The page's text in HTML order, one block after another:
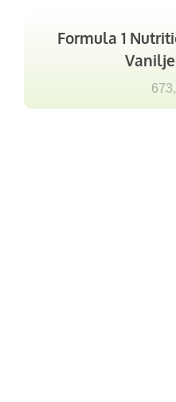
Formula 1